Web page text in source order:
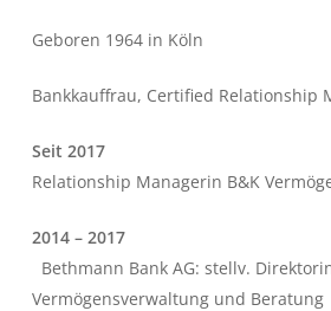
Geboren 1964 in Köln
Bankkauffrau, Certified Relationship
Seit 2017
Relationship Managerin B&K
2014 – 2017
Bethmann Bank AG: stellv.
Vermögensverwaltung und Beratung